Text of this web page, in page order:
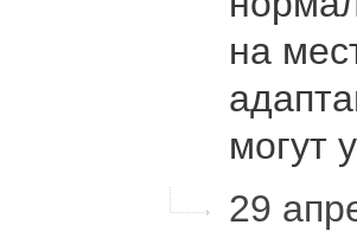
на
могут
29